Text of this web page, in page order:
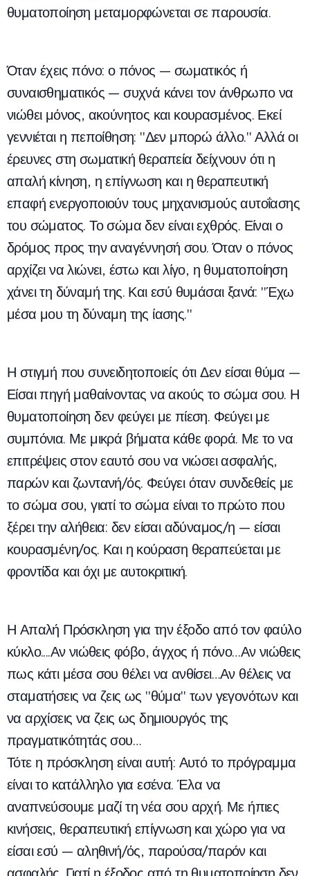
θυματοποίηση μεταμορφώνεται σε παρουσία.
Όταν έχεις πόνο: ο πόνος — σωματικός ή
συναισθηματικός — συχνά κάνει τον άνθρωπο να
νιώθει μόνος, ακούνητος και κουρασμένος. Εκεί
γεννιέται η πεποίθηση: "Δεν μπορώ άλλο." Αλλά οι
έρευνες στη σωματική θεραπεία δείχνουν ότι η
απαλή κίνηση, η επίγνωση και η θεραπευτική
επαφή ενεργοποιούν τους μηχανισμούς αυτοΐασης
του σώματος. Το σώμα δεν είναι εχθρός. Είναι ο
δρόμος προς την αναγέννησή σου. Όταν ο πόνος
αρχίζει να λιώνει, έστω και λίγο, η θυματοποίηση
χάνει τη δύναμή της. Και εσύ θυμάσαι ξανά: "Έχω
μέσα μου τη δύναμη της ίασης."
Η στιγμή που συνειδητοποιείς ότι Δεν είσαι θύμα —
Είσαι πηγή μαθαίνοντας να ακούς το σώμα σου. Η
θυματοποίηση δεν φεύγει με πίεση. Φεύγει με
συμπόνια. Με μικρά βήματα κάθε φορά. Με το να
επιτρέψεις στον εαυτό σου να νιώσει ασφαλής,
παρών και ζωντανή/ός. Φεύγει όταν συνδεθείς με
το σώμα σου, γιατί το σώμα είναι το πρώτο που
ξέρει την αλήθεια: δεν είσαι αδύναμος/η — είσαι
κουρασμένη/ος. Και η κούραση θεραπεύεται με
φροντίδα και όχι με αυτοκριτική.
Η Απαλή Πρόσκληση για την έξοδο από τον φαύλο
κύκλο....Αν νιώθεις φόβο, άγχος ή πόνο…Αν νιώθεις
πως κάτι μέσα σου θέλει να ανθίσει…Αν θέλεις να
σταματήσεις να ζεις ως "θύμα" των γεγονότων και
να αρχίσεις να ζεις ως δημιουργός της
πραγματικότητάς σου…
Τότε η πρόσκληση είναι αυτή: Αυτό το πρόγραμμα
είναι το κατάλληλο για εσένα. Έλα να
αναπνεύσουμε μαζί τη νέα σου αρχή. Με ήπιες
κινήσεις, θεραπευτική επίγνωση και χώρο για να
είσαι εσύ — αληθινή/ός, παρούσα/παρόν και